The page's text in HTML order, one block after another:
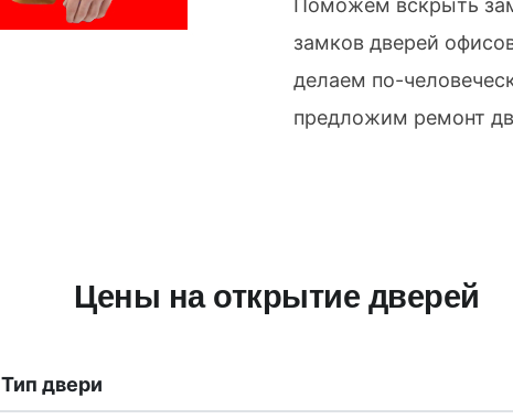
замков дверей
делаем по-
предложим ремонт
Цены на открытие дверей
Тип двери